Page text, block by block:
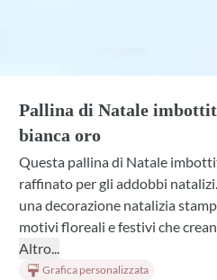
Pallina di Natale
bianca oro
Questa pallina di Natale
raffinato per gli addobbi
una decorazione natalizia
motivi floreali e festivi che
sofisticata. La struttura
consistenza morbida e la rende
Altro...
Grafica personalizzata